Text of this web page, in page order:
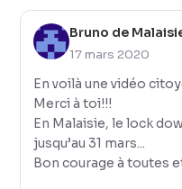
Bruno de
17 mars 2020
En voilà une vidéo
Merci à toi!!!
En Malaisie, le lock
jusqu’au 31 mars...
Bon courage à toutes